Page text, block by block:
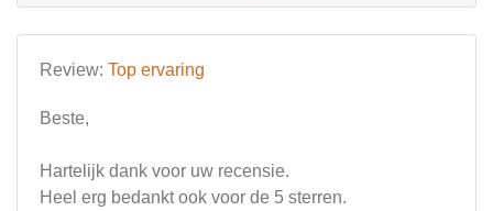
Review: Top ervaring
Beste,
Hartelijk dank voor uw recensie.
Heel erg bedankt ook voor de 5 sterren.